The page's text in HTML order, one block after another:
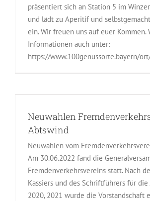
präsentiert sich an Station 5 im
und lädt zu Aperitif und
ein. Wir freuen uns auf euer Kommen.
Informationen auch unter:
https://www.100genussorte.bayern/
Neuwahlen
Abtswind
Neuwahlen vom
Am 30.06.2022 fand die
Fremdenverkehrsvereins statt. Nach
Kassiers und des Schriftführers für die
2020, 2021 wurde die Vorstandschaft